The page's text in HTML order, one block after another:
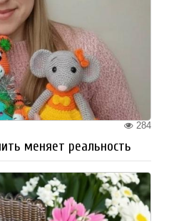
284
меняет реальность